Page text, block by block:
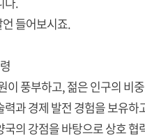
들어보시죠.
이 풍부하고, 젊은 인구의 비
력과 경제 발전 경험을 보유하
의 강점을 바탕으로 상호 협